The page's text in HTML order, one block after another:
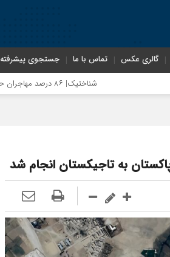
گالری عکس تماس با ما جستجوی پیشرفته
پاکستان به تاجیکستان انجام شد